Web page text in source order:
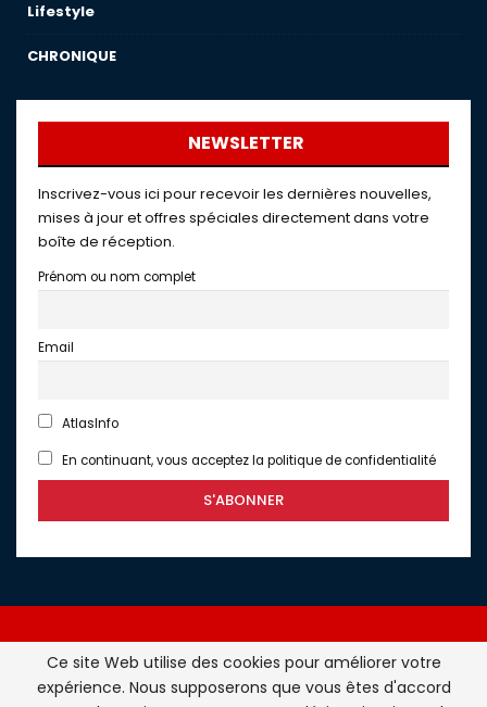
Lifestyle
CHRONIQUE
NEWSLETTER
Inscrivez-vous ici pour recevoir les dernières nouvelles,
mises à jour et offres spéciales directement dans votre
boîte de réception.
Prénom ou nom complet
Email
AtlasInfo
En continuant, vous acceptez la politique de confidentialité
Atlasinfo.fr : l'essentiel de l'actualité de la France et du
Ce site Web utilise des cookies pour améliorer votre
expérience. Nous supposerons que vous êtes d'accord